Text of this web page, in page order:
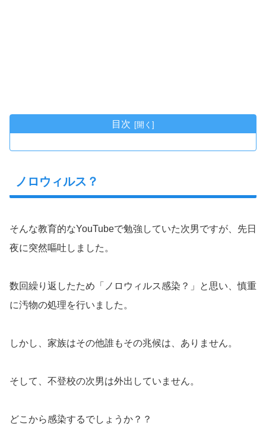
目次
ノロウィルス？
そんな教育的なYouTubeで勉強していた次男ですが、先日
夜に突然嘔吐しました。
数回繰り返したため「ノロウィルス感染？」と思い、慎重
に汚物の処理を行いました。
しかし、家族はその他誰もその兆候は、ありません。
そして、不登校の次男は外出していません。
どこから感染するでしょうか？？